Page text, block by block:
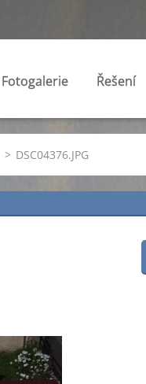
Fotogalerie Řešení
> DSC04376.JPG